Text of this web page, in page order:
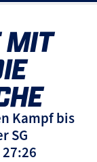
MIT
Kampf bis
SG